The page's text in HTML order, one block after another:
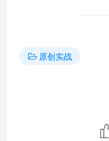
原创实战